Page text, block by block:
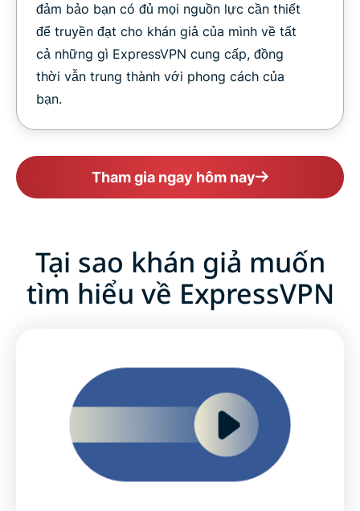
đảm bảo bạn có đủ mọi nguồn lực cần thiết
để truyền đạt cho khán giả của mình về tất
cả những gì ExpressVPN cung cấp, đồng
thời vẫn trung thành với phong cách của
bạn.
Tham gia ngay hôm nay
Tại sao khán giả muốn
tìm hiểu về ExpressVPN